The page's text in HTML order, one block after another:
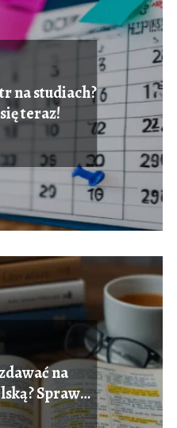
na studiach?
teraz!
na
Sprawdź